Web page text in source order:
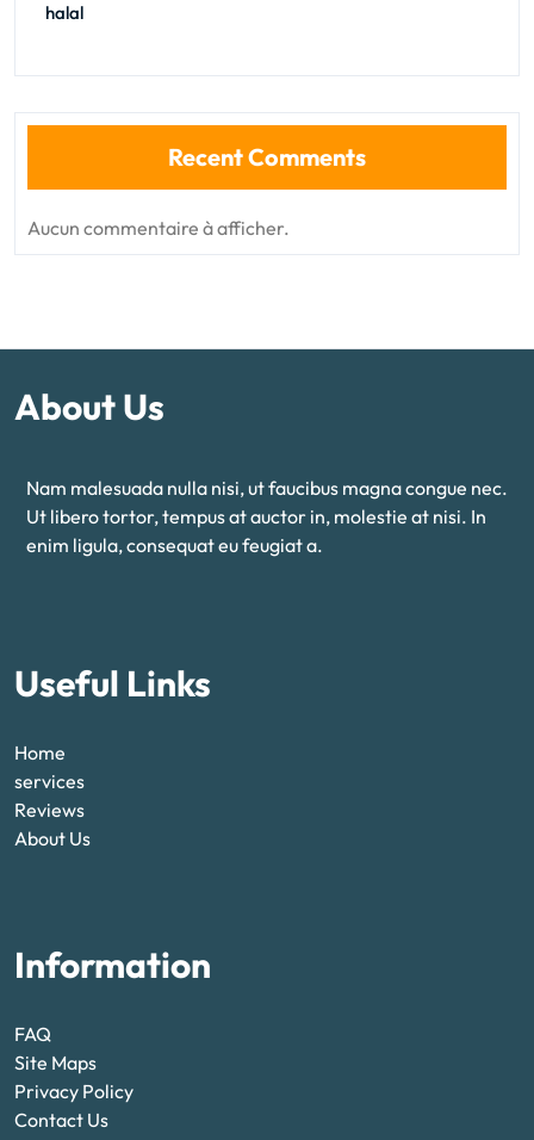
halal
Recent Comments
Aucun commentaire à afficher.
About Us
Nam malesuada nulla nisi, ut faucibus magna congue nec.
Ut libero tortor, tempus at auctor in, molestie at nisi. In
enim ligula, consequat eu feugiat a.
Useful Links
Home
services
Reviews
About Us
Information
FAQ
Site Maps
Privacy Policy
Contact Us